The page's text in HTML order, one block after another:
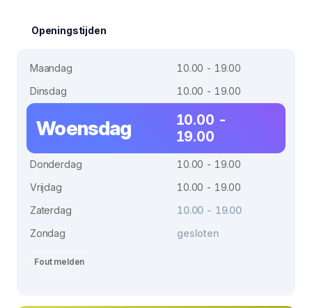
Openingstijden
Maandag
10.00 - 19.00
Dinsdag
10.00 - 19.00
Woensdag
10.00 -
19.00
Donderdag
10.00 - 19.00
Vrijdag
10.00 - 19.00
Zaterdag
10.00 - 19.00
Zondag
gesloten
Fout melden